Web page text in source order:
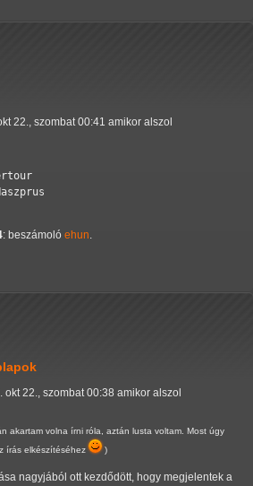
22., szombat 00:41 amikor alszol
: beszámoló ehun.
okt 22., szombat 00:38 amikor alszol
akartam volna írni róla, aztán lusta voltam. Most úgy
írás elkészítéséhez
)
nagyjából ott kezdődött, hogy megjelentek a